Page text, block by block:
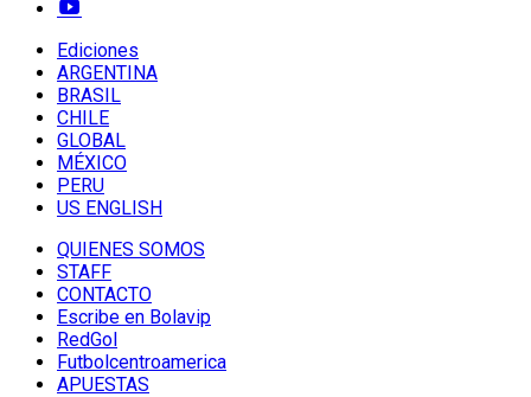
Ediciones
ARGENTINA
BRASIL
CHILE
GLOBAL
MÉXICO
PERU
US ENGLISH
QUIENES SOMOS
STAFF
CONTACTO
Escribe en Bolavip
RedGol
Futbolcentroamerica
APUESTAS